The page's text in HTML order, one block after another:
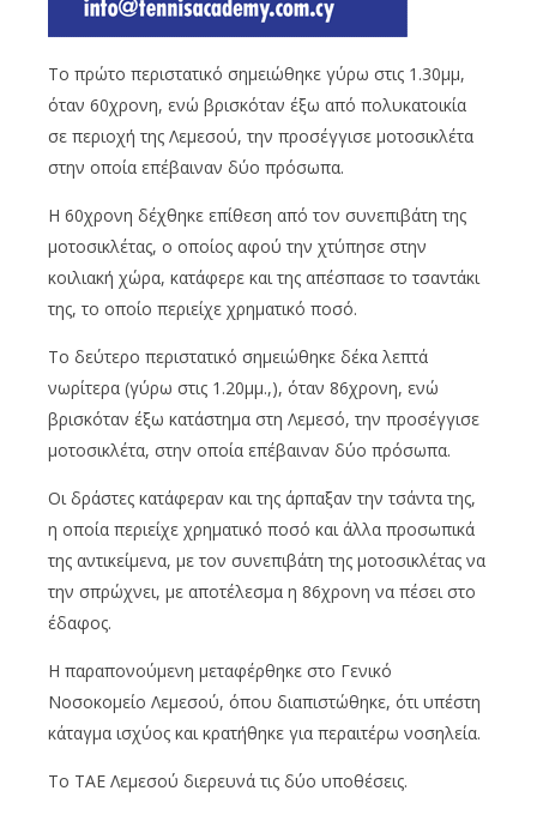
Το πρώτο περιστατικό σημειώθηκε γύρω στις 1.30μμ,
όταν 60χρονη, ενώ βρισκόταν έξω από πολυκατοικία
σε περιοχή της Λεμεσού, την προσέγγισε μοτοσικλέτα
στην οποία επέβαιναν δύο πρόσωπα.
Η 60χρονη δέχθηκε επίθεση από τον συνεπιβάτη της
μοτοσικλέτας, ο οποίος αφού την χτύπησε στην
κοιλιακή χώρα, κατάφερε και της απέσπασε το τσαντάκι
της, το οποίο περιείχε χρηματικό ποσό.
Το δεύτερο περιστατικό σημειώθηκε δέκα λεπτά
νωρίτερα (γύρω στις 1.20μμ.,), όταν 86χρονη, ενώ
βρισκόταν έξω κατάστημα στη Λεμεσό, την προσέγγισε
μοτοσικλέτα, στην οποία επέβαιναν δύο πρόσωπα.
Οι δράστες κατάφεραν και της άρπαξαν την τσάντα της,
η οποία περιείχε χρηματικό ποσό και άλλα προσωπικά
της αντικείμενα, με τον συνεπιβάτη της μοτοσικλέτας να
την σπρώχνει, με αποτέλεσμα η 86χρονη να πέσει στο
έδαφος.
Η παραπονούμενη μεταφέρθηκε στο Γενικό
Νοσοκομείο Λεμεσού, όπου διαπιστώθηκε, ότι υπέστη
κάταγμα ισχύος και κρατήθηκε για περαιτέρω νοσηλεία.
Το ΤΑΕ Λεμεσού διερευνά τις δύο υποθέσεις.